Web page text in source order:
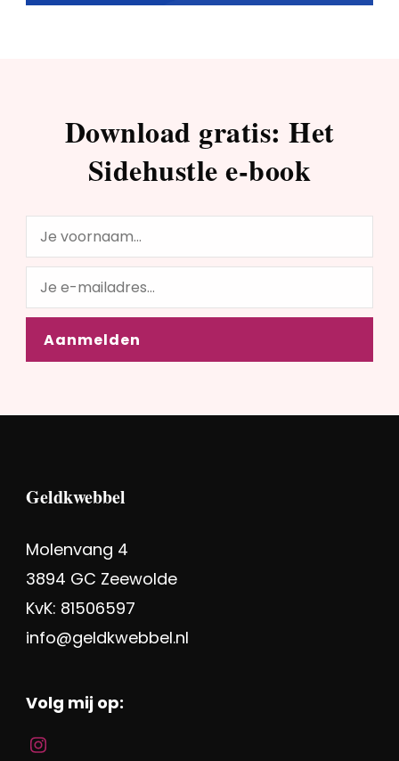
Download gratis: Het
Sidehustle e-book
Geldkwebbel
Molenvang 4
3894 GC Zeewolde
KvK: 81506597
info@geldkwebbel.nl
Volg mij op: